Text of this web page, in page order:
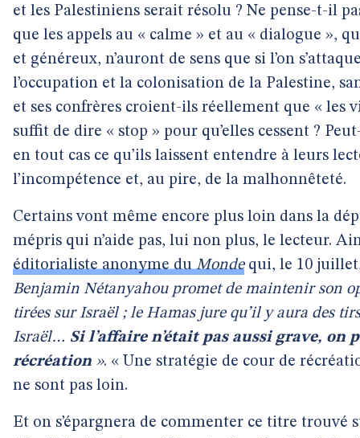
et les Palestiniens serait résolu ? Ne pense-t-il
que les appels au « calme » et au « dialogue »,
et généreux, n’auront de sens que si l’on
l’occupation et la colonisation de la Palestine,
et ses confrères croient-ils réellement que « les
suffit de dire « stop » pour qu’elles cessent ?
en tout cas ce qu’ils laissent entendre à leurs
l’incompétence et, au pire, de la malhonnêteté.
Certains vont même encore plus loin dans la
mépris qui n’aide pas, lui non plus, le lecteur.
éditorialiste anonyme duMondequi, le 10
Benjamin Nétanyahou promet de maintenir son
tirées sur Israël ; le Hamas jure qu’il y aura des
Israël… Si l’affaire n’était pas aussi grave,
récréation ». « Une stratégie de cour de
ne sont pas loin.
Et on s’épargnera de commenter ce titre trouvé